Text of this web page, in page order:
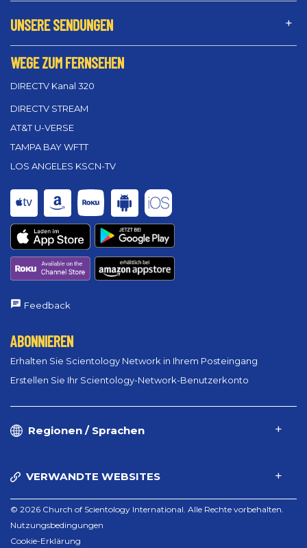
UNSERE SENDUNGEN
WEGE ZUM FERNSEHEN
DIRECTV Kanal 320
DIRECTV STREAM
AT&T U-VERSE
TAMPA BAY WFTT
LOS ANGELES KSCN-TV
Feedback
ABONNIEREN
Erhalten Sie Scientology Network in Ihrem Posteingang
Erstellen Sie Ihr Scientology-Network-Benutzerkonto
Regionen / Sprachen
VERWANDTE WEBSITES
© 2026 Church of Scientology International. Alle Rechte vorbehalten.
Nutzungsbedingungen
Cookie-Erklärung